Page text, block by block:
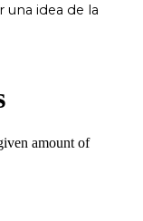
idea de la